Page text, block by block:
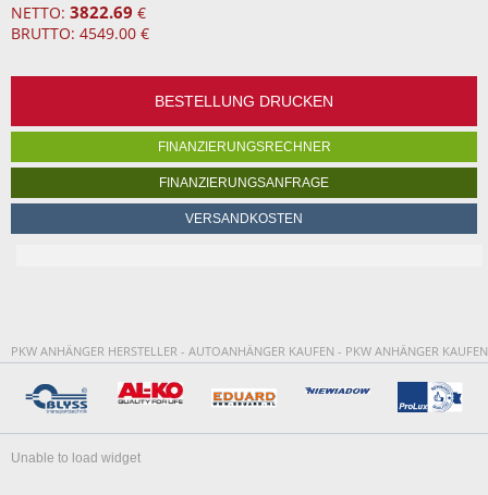
NETTO: 3822.69 €
BRUTTO: 4549.00 €
BESTELLUNG DRUCKEN
FINANZIERUNGSRECHNER
FINANZIERUNGSANFRAGE
VERSANDKOSTEN
PKW ANHÄNGER HERSTELLER - AUTOANHÄNGER KAUFEN - PKW ANHÄNGER KAUFEN
Unable to load widget